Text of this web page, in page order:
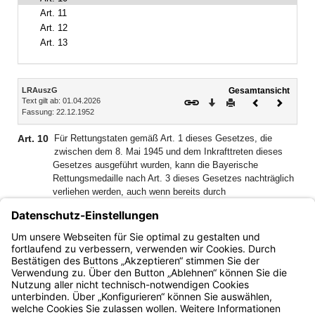
Art. 11
Art. 12
Art. 13
Inhalt
LRAuszG
Text gilt ab: 01.04.2026
Fassung: 22.12.1952
Gesamtansicht
Download
DruckenVorheriges
Art. 10
Für Rettungstaten gemäß Art. 1 dieses Gesetzes, die
zwischen dem 8. Mai 1945 und dem Inkrafttreten dieses
Gesetzes ausgeführt wurden, kann die Bayerische
Rettungsmedaille nach Art. 3 dieses Gesetzes nachträglich
verliehen werden, auch wenn bereits durch
Sport und Integration und Veröffentlichung der Anerkennung
im Staatsanzeiger eine öffentliche Belobigung
ausgesprochen worden ist.
Bayern.de